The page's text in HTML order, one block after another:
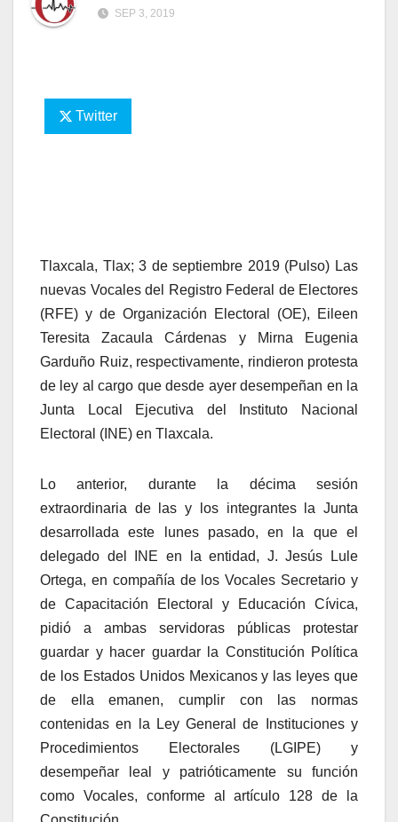
SEP 3, 2019
Twitter
Tlaxcala, Tlax; 3 de septiembre 2019 (Pulso) Las
nuevas Vocales del Registro Federal de Electores
(RFE) y de Organización Electoral (OE), Eileen
Teresita Zacaula Cárdenas y Mirna Eugenia
Garduño Ruiz, respectivamente, rindieron protesta
de ley al cargo que desde ayer desempeñan en la
Junta Local Ejecutiva del Instituto Nacional
Electoral (INE) en Tlaxcala.
Lo anterior, durante la décima sesión
extraordinaria de las y los integrantes la Junta
desarrollada este lunes pasado, en la que el
delegado del INE en la entidad, J. Jesús Lule
Ortega, en compañía de los Vocales Secretario y
de Capacitación Electoral y Educación Cívica,
pidió a ambas servidoras públicas protestar
guardar y hacer guardar la Constitución Política
de los Estados Unidos Mexicanos y las leyes que
de ella emanen, cumplir con las normas
contenidas en la Ley General de Instituciones y
Procedimientos Electorales (LGIPE) y
desempeñar leal y patrióticamente su función
como Vocales, conforme al artículo 128 de la